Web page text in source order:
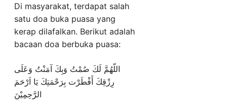
Di masyarakat, terdapat salah
satu doa buka puasa yang
kerap dilafalkan. Berikut adalah
bacaan doa berbuka puasa:
اللّهُمَّ لَكَ صُمْتُ وَبِكَ آمَنْتُ وَعَلَى
رِزْقِكَ أَفْطَرْت بِرَحْمَتِكَ يَا اَرْحَمَ
الرَّحِمِيْنَ